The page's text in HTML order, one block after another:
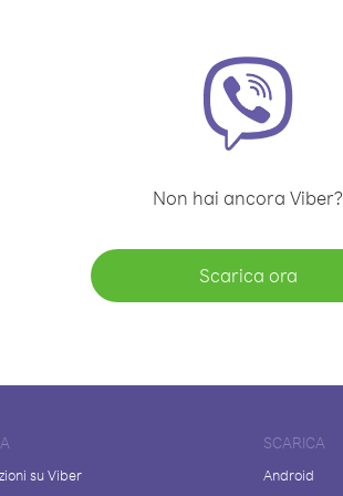
Non hai ancora Viber?
Scarica ora
su Viber
SCARICA
Android